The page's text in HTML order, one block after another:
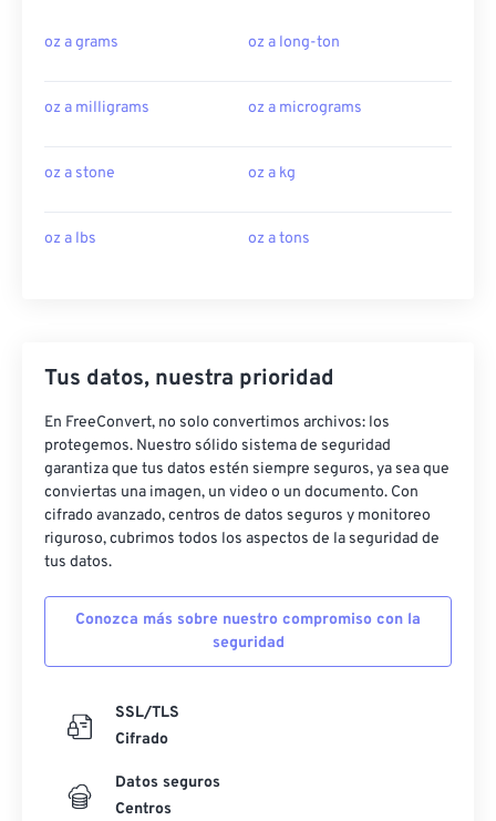
oz a grams oz a long-ton
oz a milligrams oz a micrograms
oz a stone oz a kg
oz a lbs oz a tons
Tus datos, nuestra prioridad
En FreeConvert, no solo convertimos archivos: los
protegemos. Nuestro sólido sistema de seguridad
garantiza que tus datos estén siempre seguros, ya sea que
conviertas una imagen, un video o un documento. Con
cifrado avanzado, centros de datos seguros y monitoreo
riguroso, cubrimos todos los aspectos de la seguridad de
tus datos.
Conozca más sobre nuestro compromiso con la
seguridad
SSL/TLS
Cifrado
Datos seguros
Centros